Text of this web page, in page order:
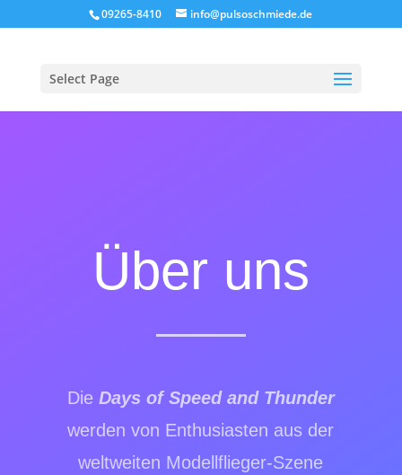
09265-8410 info@pulsoschmiede.de
Select Page
Über uns
Die Days of Speed and Thunder
werden von Enthusiasten aus der
weltweiten Modellflieger-Szene